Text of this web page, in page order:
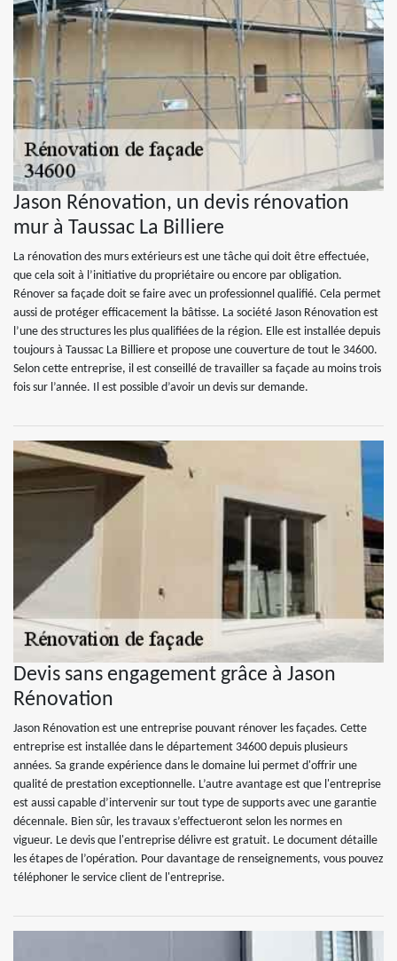
Jason Rénovation, un devis rénovation
mur à Taussac La Billiere
La rénovation des murs extérieurs est une tâche qui doit être effectuée,
que cela soit à l’initiative du propriétaire ou encore par obligation.
Rénover sa façade doit se faire avec un professionnel qualifié. Cela permet
aussi de protéger efficacement la bâtisse. La société Jason Rénovation est
l’une des structures les plus qualifiées de la région. Elle est installée depuis
toujours à Taussac La Billiere et propose une couverture de tout le 34600.
Selon cette entreprise, il est conseillé de travailler sa façade au moins trois
fois sur l’année. Il est possible d’avoir un devis sur demande.
Devis sans engagement grâce à Jason
Rénovation
Jason Rénovation est une entreprise pouvant rénover les façades. Cette
entreprise est installée dans le département 34600 depuis plusieurs
années. Sa grande expérience dans le domaine lui permet d'offrir une
qualité de prestation exceptionnelle. L’autre avantage est que l'entreprise
est aussi capable d’intervenir sur tout type de supports avec une garantie
décennale. Bien sûr, les travaux s’effectueront selon les normes en
vigueur. Le devis que l'entreprise délivre est gratuit. Le document détaille
les étapes de l’opération. Pour davantage de renseignements, vous pouvez
téléphoner le service client de l'entreprise.